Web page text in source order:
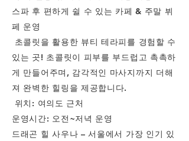
스파 후 편하게 쉴 수 있는 카페 & 주말 뷔
페 운영
초콜릿을 활용한 뷰티 테라피를 경험할 수
있는 곳! 초콜릿이 피부를 부드럽고 촉촉하
게 만들어주며, 감각적인 마사지까지 더해
져 완벽한 힐링을 제공합니다.
위치: 여의도 근처
운영시간: 오전~저녁 운영
드래곤 힐 사우나 – 서울에서 가장 인기 있